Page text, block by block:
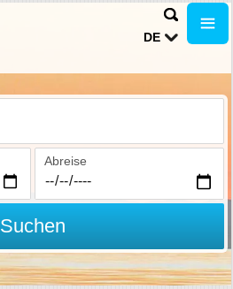
DE
Abreise
Suchen